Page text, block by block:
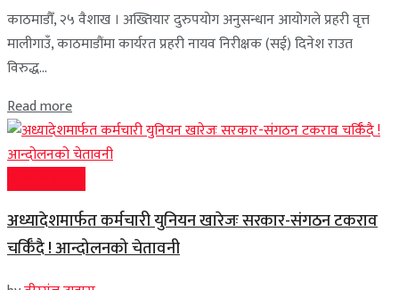
काठमाडौँ, २५ वैशाख । अख्तियार दुरुपयोग अनुसन्धान आयोगले प्रहरी वृत्त
मालीगाउँ, काठमाडौंमा कार्यरत प्रहरी नायव निरीक्षक (सई) दिनेश राउत
विरुद्ध...
Read more
अध्यादेशमार्फत कर्मचारी युनियन खारेजः सरकार-संगठन टकराव
चर्किँदै ! आन्दोलनको चेतावनी